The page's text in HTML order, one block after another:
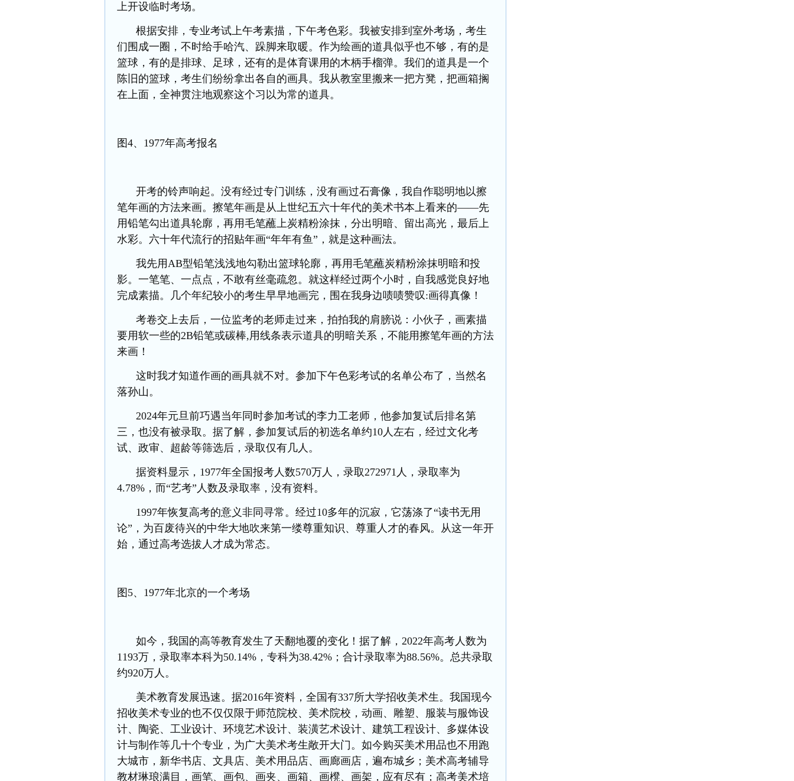
上开设临时考场。
根据安排，专业考试上午考素描，下午考色彩。我被安排到室外考场，考生
们围成一圈，不时给手哈汽、跺脚来取暖。作为绘画的道具似乎也不够，有的是
篮球，有的是排球、足球，还有的是体育课用的木柄手榴弹。我们的道具是一个
陈旧的篮球，考生们纷纷拿出各自的画具。我从教室里搬来一把方凳，把画箱搁
在上面，全神贯注地观察这个习以为常的道具。
图 4、1977年高考报名
开考的铃声响起。没有经过专门训练，没有画过石膏像，我自作聪明地以擦
笔年画的方法来画。擦笔年画是从上世纪五六十年代的美术书本上看来的——先
用铅笔勾出道具轮廓，再用毛笔蘸上炭精粉涂抹，分出明暗、留出高光，最后上
水彩。六十年代流行的招贴年画“年年有鱼”，就是这种画法。
我先用AB型铅笔浅浅地勾勒出篮球轮廓，再用毛笔蘸炭精粉涂抹明暗和投
影。一笔笔、一点点，不敢有丝毫疏忽。就这样经过两个小时，自我感觉良好地
完成素描。几个年纪较小的考生早早地画完，围在我身边啧啧赞叹:画得真像！
考卷交上去后，一位监考的老师走过来，拍拍我的肩膀说：小伙子，画素描
要用软一些的2B铅笔或碳棒,用线条表示道具的明暗关系，不能用擦笔年画的方法
来画！
这时我才知道作画的画具就不对。参加下午色彩考试的名单公布了，当然名
落孙山。
2024年元旦前巧遇当年同时参加考试的李力工老师，他参加复试后排名第
三，也没有被录取。据了解，参加复试后的初选名单约10人左右，经过文化考
试、政审、超龄等筛选后，录取仅有几人。
据资料显示， 1977年全国报考人数570万人，录取272971人，录取率为
4.78%，而“艺考”人数及录取率，没有资料。
1997年恢复高考的意义非同寻常。经过10多年的沉寂，它荡涤了“读书无用
论”，为百废待兴的中华大地吹来第一缕尊重知识、尊重人才的春风。从这一年开
始，通过高考选拔人才成为常态。
图 5、1977年北京的一个考场
如今，我国的高等教育发生了天翻地覆的变化！据了解， 2022年高考人数为
1193万，录取率本科为50.14%，专科为38.42%；合计录取率为88.56%。总共录取
约920万人。
美术教育发展迅速。据2016年资料，全国有337所大学招收美术生。我国现今
招收美术专业的也不仅仅限于师范院校、美术院校，动画、雕塑、服装与服饰设
计、陶瓷、工业设计、环境艺术设计、装潢艺术设计、建筑工程设计、 多媒体设
计与制作等几十个专业，为广大美术考生敞开大门。如今购买美术用品也不用跑
大城市，新华书店、文具店、美术用品店、画廊画店，遍布城乡；美术高考辅导
教材琳琅满目，画笔、画包、画夹、画箱、画櫈、画架，应有尽有；高考美术培